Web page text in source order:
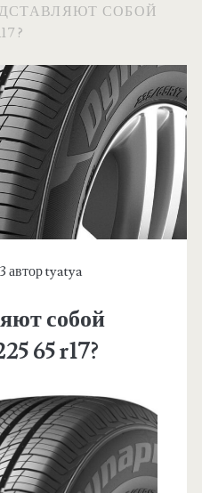
СОБОЙ
авторtyatya
собой
65 r17?